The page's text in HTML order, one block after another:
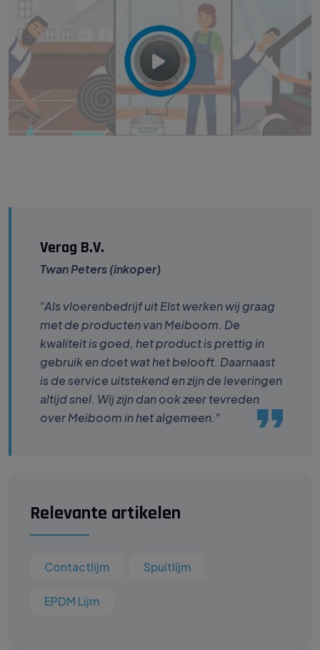
Verag B.V.
Twan Peters (inkoper)
“Als vloerenbedrijf uit Elst werken wij graag
met de producten van Meiboom. De
kwaliteit is goed, het product is prettig in
gebruik en doet wat het belooft. Daarnaast
is de service uitstekend en zijn de leveringen
altijd snel. Wij zijn dan ook zeer tevreden
over Meiboom in het algemeen."
Relevante artikelen
Contactlijm Spuitlijm
EPDM Lijm